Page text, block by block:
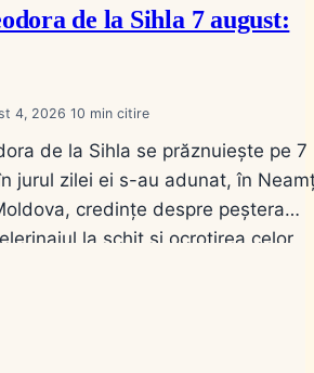
de la Sihla 7 august:
4, 2026 10
de la Sihla se prăznuiește pe 7
jurul zilei ei s-au adunat, în
credințe despre peștera
la schit și ocrotirea celor